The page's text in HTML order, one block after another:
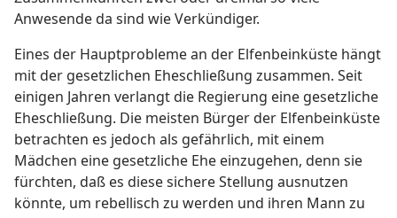
Anwesende da sind wie Verkündiger.
Eines der Hauptprobleme an der Elfenbeinküste hängt
mit der gesetzlichen Eheschließung zusammen. Seit
einigen Jahren verlangt die Regierung eine gesetzliche
Eheschließung. Die meisten Bürger der Elfenbeinküste
betrachten es jedoch als gefährlich, mit einem
Mädchen eine gesetzliche Ehe einzugehen, denn sie
fürchten, daß es diese sichere Stellung ausnutzen
könnte, um rebellisch zu werden und ihren Mann zu